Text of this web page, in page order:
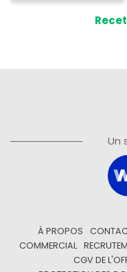
Un
À PROPOS
COMMERCIAL
CGV DE